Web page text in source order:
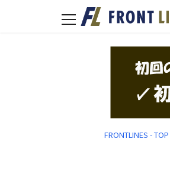
toggle
FRONTLINES - TOP